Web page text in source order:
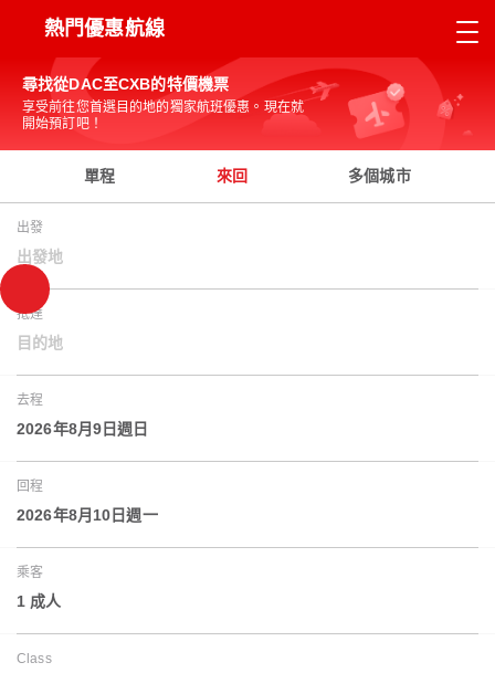
熱門優惠航線
尋找從DAC至CXB的特價機票
享受前往您首選目的地的獨家航班優惠。現在就
開始預訂吧！
單程 來回 多個城市
出發
出發地
抵達
目的地
去程
2026年8月9日週日
回程
2026年8月10日週一
乘客
1 成人
Class